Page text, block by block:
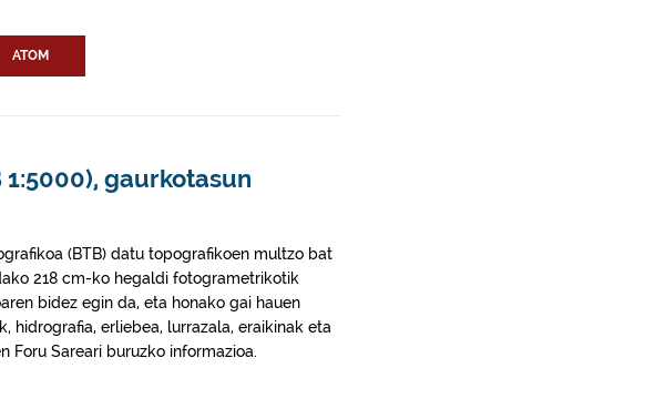
ATOM
gaurkotasun
(BTB) datu topografikoen multzo bat
218 cm-ko hegaldi fotogrametrikotik
bidez egin da, eta honako gai hauen
hidrografia, erliebea, lurrazala, eraikinak eta
Foru Sareari buruzko informazioa.